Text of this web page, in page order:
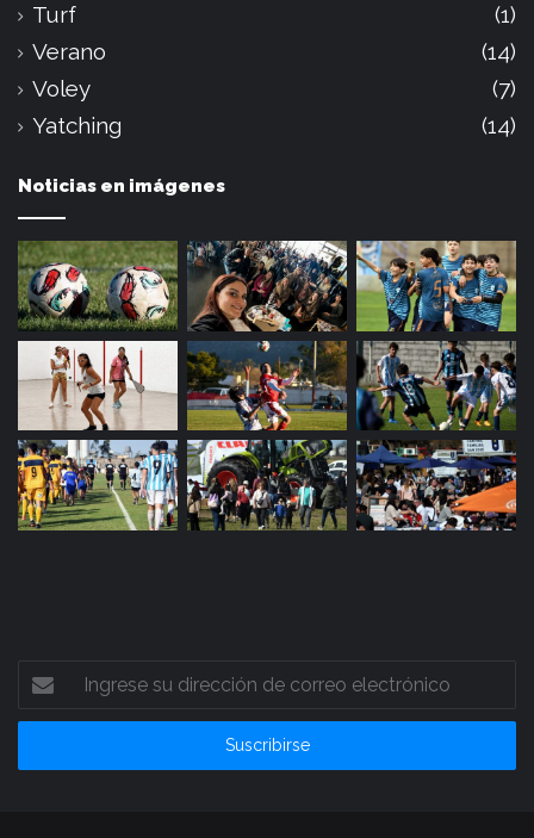
Turf
(1)
Verano
(14)
Voley
(7)
Yatching
(14)
Noticias en imágenes
Ingrese
su
dirección
correo